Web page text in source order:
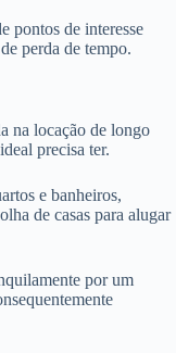
pontos de interesse
perda de tempo.
na locação de longo
precisa ter.
e banheiros,
de casas para alugar
por um